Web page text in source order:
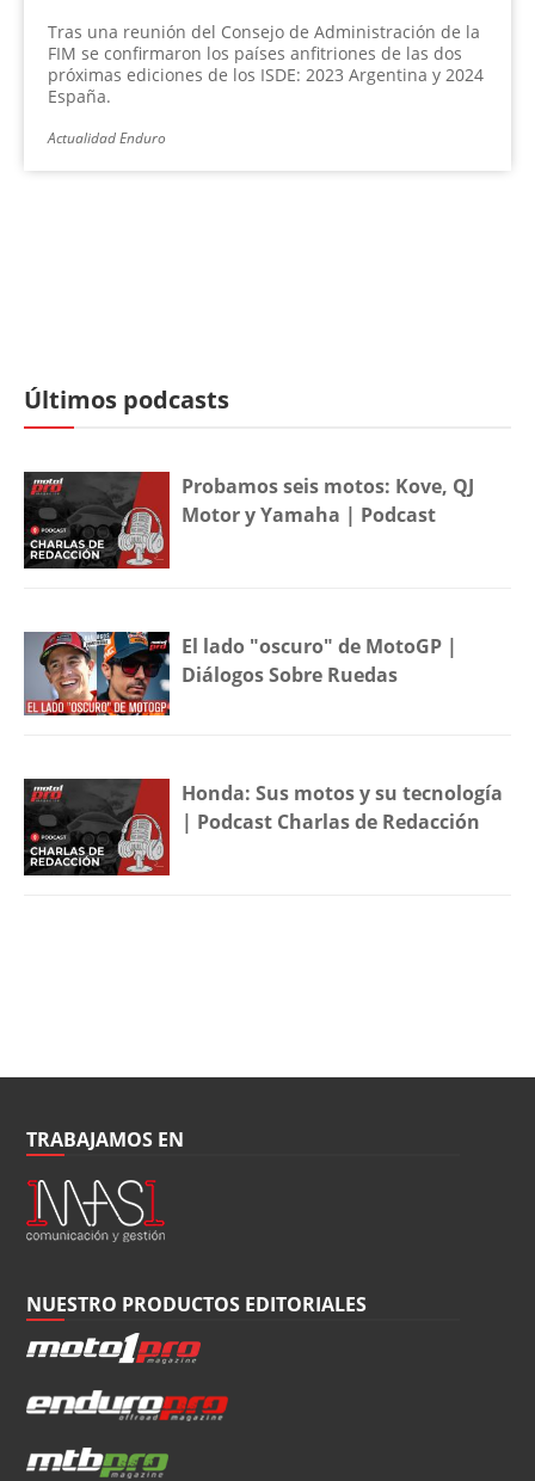
Tras una reunión del Consejo de Administración de la
FIM se confirmaron los países anfitriones de las dos
próximas ediciones de los ISDE: 2023 Argentina y 2024
España.
Actualidad Enduro
Últimos podcasts
Probamos seis motos: Kove, QJ
Motor y Yamaha | Podcast
El lado "oscuro" de MotoGP |
Diálogos Sobre Ruedas
Honda: Sus motos y su tecnología
| Podcast Charlas de Redacción
TRABAJAMOS EN
NUESTRO PRODUCTOS EDITORIALES